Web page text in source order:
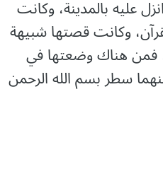
عليه بالمدينة، وكانت
وكانت قصتها شبيهة
فمن هناك وضعتها في
سطر بسم الله الرحمن